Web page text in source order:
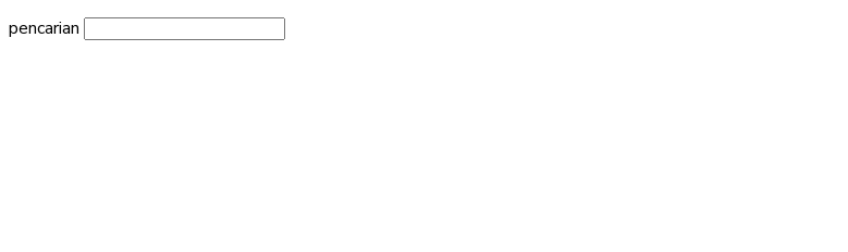
pencarian